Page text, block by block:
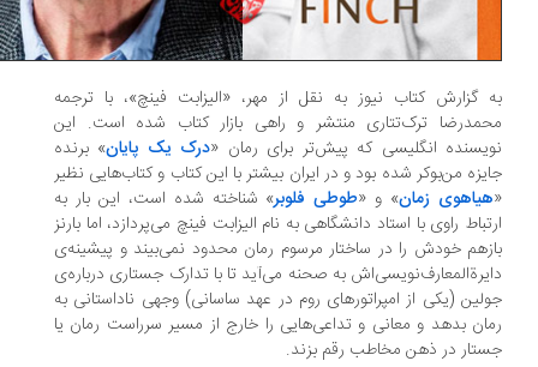
گزارش کتاب نیوز به نقل از مهر، «الیزابت فینچ»، با ترجمه‌
ترک‌تتاری منتشر و راهی بازار کتاب شده است. این
انگلیسی که پیش‌تر برای رمان «درک یک پایان» برنده‌
من‌بوکر شده بود و در ایران بیشتر با این کتاب و کتاب‌هایی نظیر
هیاهوی زمان» و «طوطی فلوبر» شناخته شده است، این بار به
راوی با استاد دانشگاهی به نام الیزابت فینچ می‌پردازد، اما بارنز
خودش را در ساختار مرسوم رمان محدود نمی‌بیند و پیشینه‌ی
به صحنه می‌آید تا با تدارک جستاری درباره‌ی
(یکی از امپراتورهای روم در عهد ساسانی) وجهی ناداستانی به
بدهد و معانی و تداعی‌هایی را خارج از مسیر سرراست رمان یا
در ذهن مخاطب رقم بزند.